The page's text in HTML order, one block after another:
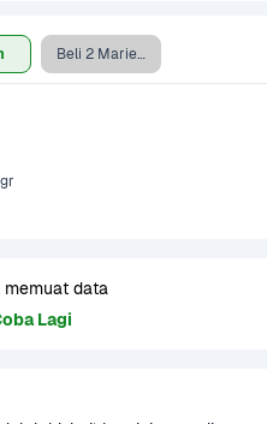
Beli 2 Marie Susu 80 gr Gratis 1 Marie Keju 80 gr
memuat data
Lagi